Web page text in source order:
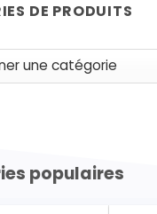
DE PRODUITS
populaires